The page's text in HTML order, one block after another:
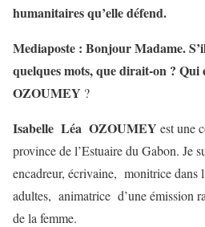
humanitaires qu’elle défend.
Mediaposte : Bonjour Madame.
quelques mots, que dirait-on ? Qui
OZOUMEY ?
Isabelle Léa OZOUMEY est une
province de l’Estuaire du Gabon. Je
encadreur, écrivaine, monitrice dans
adultes, animatrice d’une émission
de la femme.